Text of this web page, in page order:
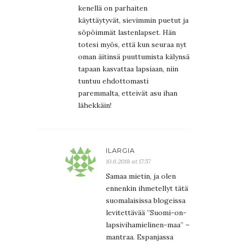
kenellä on parhaiten
käyttäytyvät, sievimmin puetut ja
söpöimmät lastenlapset. Hän
totesi myös, että kun seuraa nyt
oman äitinsä puuttumista kälynsä
tapaan kasvattaa lapsiaan, niin
tuntuu ehdottomasti
paremmalta, etteivät asu ihan
lähekkäin!
ILARGIA
10.6.2018 at 17:57
Samaa mietin, ja olen
ennenkin ihmetellyt tätä
suomalaisissa blogeissa
levitettävää ”Suomi-on-
lapsivihamielinen-maa” –
mantraa. Espanjassa